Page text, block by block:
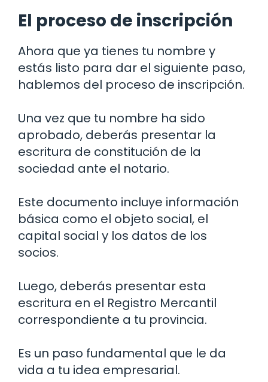
El proceso de inscripción
Ahora que ya tienes tu nombre y
estás listo para dar el siguiente paso,
hablemos del proceso de inscripción.
Una vez que tu nombre ha sido
aprobado, deberás presentar la
escritura de constitución de la
sociedad ante el notario.
Este documento incluye información
básica como el objeto social, el
capital social y los datos de los
socios.
Luego, deberás presentar esta
escritura en el Registro Mercantil
correspondiente a tu provincia.
Es un paso fundamental que le da
vida a tu idea empresarial.